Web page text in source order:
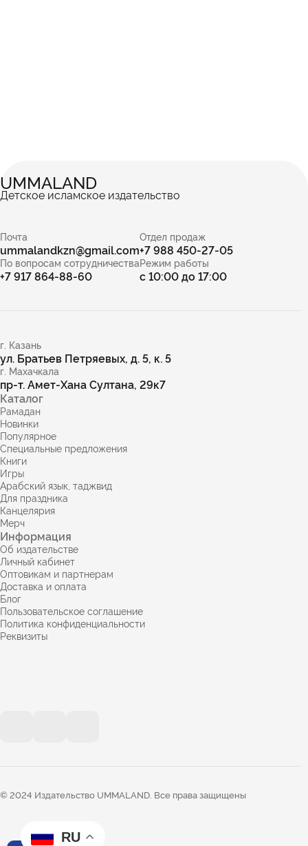
UMMALAND
Детское исламское издательство
Почта
ummalandkzn@gmail.com
Отдел продаж
+7 988 450-27-05
По вопросам сотрудничества
+7 917 864-88-60
Режим работы
с 10:00 до 17:00
г. Казань
ул. Братьев Петряевых, д. 5, к. 5
г. Махачкала
пр-т. Амет-Хана Султана, 29к7
Каталог
Рамадан
Новинки
Популярное
Специальные предложения
Книги
Игры
Арабский язык, таджвид
Для праздника
Канцелярия
Мерч
Информация
Об издательстве
Личный кабинет
Оптовикам и партнерам
Доставка и оплата
Блог
Пользовательское соглашение
Политика конфиденциальности
Реквизиты
© 2024 Издательство UMMALAND. Все права защищены
RU